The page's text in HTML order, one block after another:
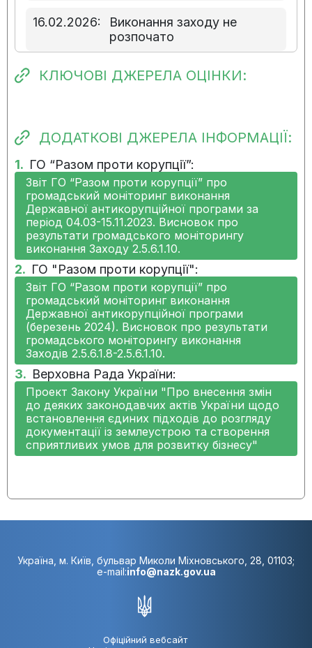
16.02.2026:
Виконання заходу не
розпочато
07.11.2025:
Виконання заходу не
розпочато
розпочато
06.05.2025: Виконання заходу не
розпочато
17.01.2025:
Виконання заходу не
розпочато
21.10.2024:
Виконання заходу не
розпочато
12.08.2024:
Виконання заходу не
розпочато
09.05.2024: Виконання заходу не
розпочато
31.01.2024:
Виконання заходу не
розпочато
14.08.2023: Виконання заходу не
КЛЮЧОВІ ДЖЕРЕЛА ОЦІНКИ:
ДОДАТКОВІ ДЖЕРЕЛА ІНФОРМАЦІЇ:
1. ГО “Разом проти корупції”:
Звіт ГО “Разом проти корупції” про
громадський моніторинг виконання
Державної антикорупційної програми за
період 04.03-15.11.2023. Висновок про
результати громадського моніторингу
виконання Заходу 2.5.6.1.10.
2. ГО "Разом проти корупції":
Звіт ГО “Разом проти корупції” про
громадський моніторинг виконання
Державної антикорупційної програми
(березень 2024). Висновок про результати
громадського моніторингу виконання
Заходів 2.5.6.1.8-2.5.6.1.10.
3. Верховна Рада України:
Проект Закону України "Про внесення змін
до деяких законодавчих актів України щодо
встановлення єдиних підходів до розгляду
документації із землеустрою та створення
сприятливих умов для розвитку бізнесу"
Україна, м. Київ, бульвар Миколи Міхновського, 28, 01103;
e-mail:info@nazk.gov.ua
Офіційний вебсайт